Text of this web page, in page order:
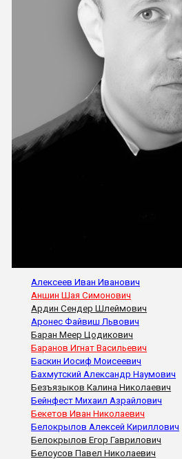
Алексеев Иван Иванович
Аншин Шая Симонович
Ардин Сендер Шлеймович
Аронес Файвиш Львович
Баран Меер Цодикович
Баранов Игнат Васильевич
Баскин Иосиф Моисеевич
Бахмутский Александр Наумович
Безъязыков Калина Николаевич
Бейнфест Михаил Азрайлович
Бекетов Иван Николаевич
Белокрылов Алексей Кириллович
Белокрылов Егор Гаврилович
Белоусов Павел Николаевич